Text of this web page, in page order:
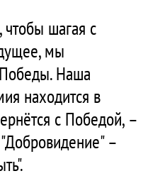
шагая с
мы
Наша
находится в
с Победой, –
–